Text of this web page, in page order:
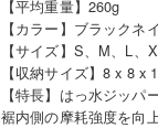
【平均重量】260g
【カラー】ブラック
【サイズ】S、M、L、
【収納サイズ】8 x 8 x
【特長】はっ水ジッ
裾内側の摩耗強度を向